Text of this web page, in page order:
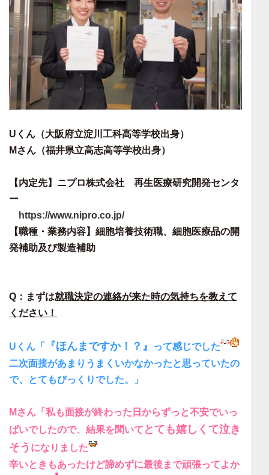
Uくん（大阪府立淀川工科高等学校出身）
Mさん（福井県立高志高等学校出身）
【内定先】ニプロ株式会社 再生医療研究開発センタ
ー
https://www.nipro.co.jp/
【職種・業務内容】細胞培養技術職、細胞医療品の開
発補助及び製造補助
Q：まずは就職決定の連絡が来た時の気持ちを教えて
ください！
Uくん「 『ほんまですか！？』
って感じでした
二次面接があまりうまくいかなかったと思っていたの
で、とてもびっくりでした。」
Mさん「私も面接が終わった日からずっと不安でいっ
ぱいでしたので、結果を聞いて とても嬉しくて泣き
そう になりました
辛いときもあったけど諦めずに最後まで頑張ってよか